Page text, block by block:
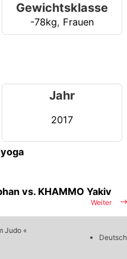
Gewichtsklasse
-78kg, Frauen
Jahr
2017
Weiter
vs. KHAMMO Yakiv
Judo «
Deutsch